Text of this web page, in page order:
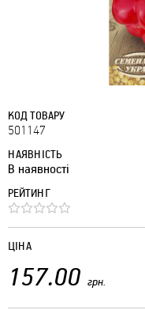
КОД ТОВАРУ
501147
НАЯВНІСТЬ
В наявності
РЕЙТИНГ
ЦІНА
157.00 грн.